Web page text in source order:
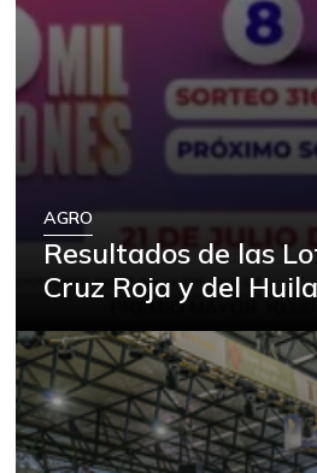
AGRO
Resultados de las
Cruz Roja y del Huila